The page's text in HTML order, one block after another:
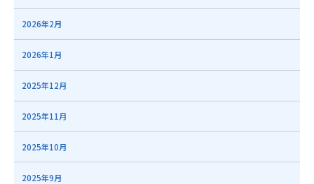
2026年2月
2026年1月
2025年12月
2025年11月
2025年10月
2025年9月